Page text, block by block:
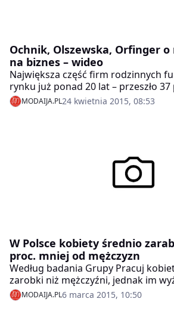
Ochnik, Olszewska, Orfinger o
na biznes – wideo
Największa część firm rodzinnych
rynku już ponad 20 lat – przeszło 37
dłużej niż 20 lat firm nierodzinnych
oznacza, że część z nich powstała
badania Konfederacji Lewiatan.
MODAIJA.PL24 kwietnia 2015, 08:53
W Polsce kobiety średnio
proc. mniej od mężczyzn
Według badania Grupy Pracuj
zarobki niż mężczyźni, jednak im
tym różnice mniejsze. Wśród
dysproporcja wynosi średnio 11
MODAIJA.PL6 marca 2015, 10:50